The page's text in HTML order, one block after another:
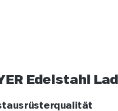
Edelstahl